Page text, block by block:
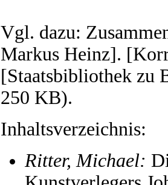
Vgl. dazu:
Markus Heinz].
[Staatsbibliothek zu
250 KB).
Inhaltsverzeichnis:
Ritter, Michael: